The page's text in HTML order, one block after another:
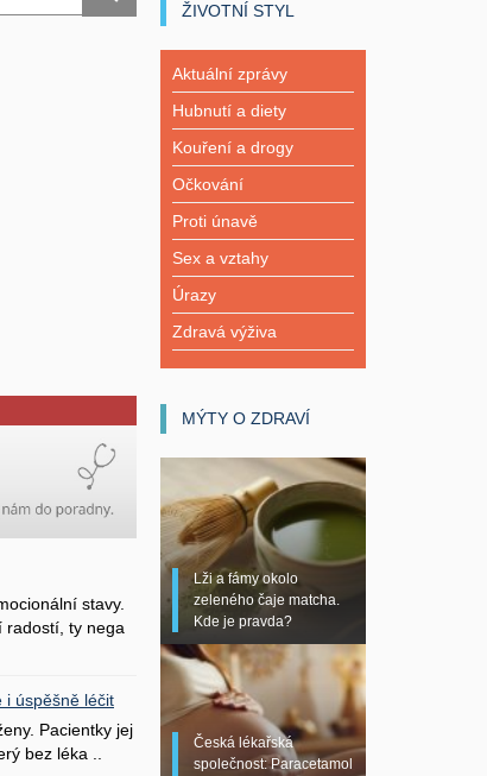
stavy.
radostí, ty nega
i úspěšně léčit
Pacientky jej
bez léka ..
ŽIVOTNÍ STYL
Aktuální zprávy
Hubnutí a diety
Kouření a drogy
Očkování
Proti únavě
Sex a vztahy
Úrazy
Zdravá výživa
MÝTY O ZDRAVÍ
Lži a fámy okolo
zeleného čaje matcha.
Kde je pravda?
Česká lékařská
společnost: Paracetamol